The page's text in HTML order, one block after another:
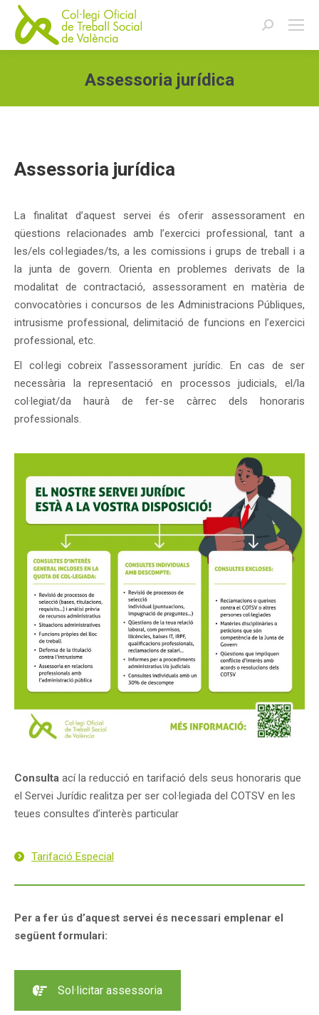
Buscar:
Assessoria jurídica
Assessoria jurídica
La finalitat d’aquest servei és oferir assessorament en
qüestions relacionades amb l’exercici professional, tant a
les/els col·legiades/ts, a les comissions i grups de treball i a
la junta de govern. Orienta en problemes derivats de la
modalitat de contractació, assessorament en matèria de
convocatòries i concursos de les Administracions Públiques,
intrusisme professional, delimitació de funcions en l’exercici
professional, etc.
El col·legi cobreix l’assessorament jurídic. En cas de ser
necessària la representació en processos judicials, el/la
col·legiat/da haurà de fer-se càrrec dels honoraris
professionals.
Consulta ací la reducció en tarifació dels seus honoraris que
el Servei Jurídic realitza per ser col·legiada del COTSV en les
teues consultes d’interès particular
Tarifació Especial
Per a fer ús d’aquest servei és necessari emplenar el
següent formulari:
Sol·licitar assessoria